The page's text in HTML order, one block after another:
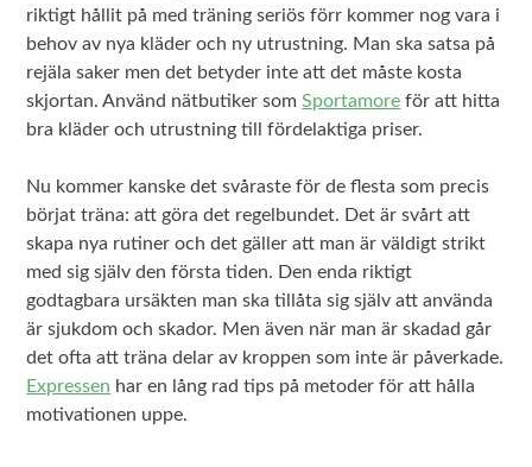
riktigt hållit på med träning seriös förr kommer nog vara i
behov av nya kläder och ny utrustning. Man ska satsa på
rejäla saker men det betyder inte att det måste kosta
skjortan. Använd nätbutiker somSportamore för att hitta
bra kläder och utrustning till fördelaktiga priser.
Nu kommer kanske det svåraste för de flesta som precis
börjat träna: att göra det regelbundet. Det är svårt att
skapa nya rutiner och det gäller att man är väldigt strikt
med sig själv den första tiden. Den enda riktigt
godtagbara ursäkten man ska tillåta sig själv att använda
är sjukdom och skador. Men även när man är skadad går
det ofta att träna delar av kroppen som inte är påverkade.
Expressen har en lång rad tips på metoder för att hålla
motivationen uppe.